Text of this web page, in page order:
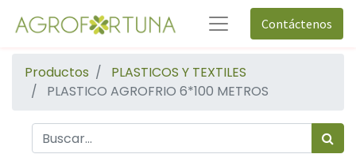
Contáctenos
Productos
PLASTICOS Y TEXTILES
PLASTICO AGROFRIO 6*100 METROS